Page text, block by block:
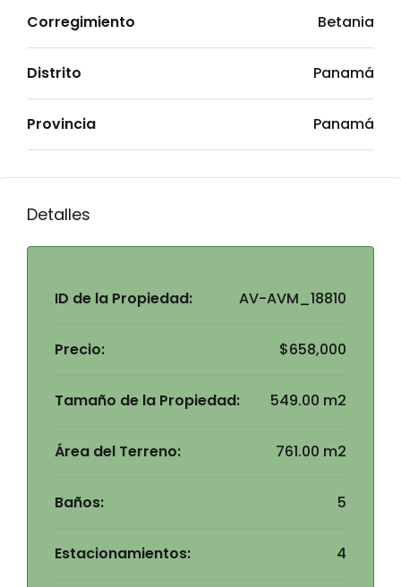
Corregimiento Betania
Distrito Panamá
Provincia Panamá
Detalles
ID de la Propiedad: AV-AVM_18810
Precio: $658,000
Tamaño de la Propiedad: 549.00 m2
Área del Terreno: 761.00 m2
Baños: 5
Estacionamientos: 4